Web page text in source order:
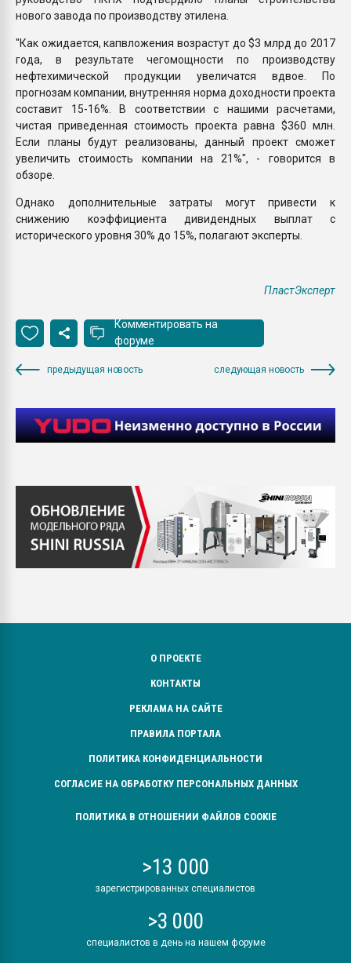
нового завода по производству этилена.
"Как ожидается, капвложения возрастут до $3 млрд до 2017
года, в результате чегомощности по производству
нефтехимической продукции увеличатся вдвое. По
прогнозам компании, внутренняя норма доходности проекта
составит 15-16%. В соответствии с нашими расчетами,
чистая приведенная стоимость проекта равна $360 млн.
Если планы будут реализованы, данный проект сможет
увеличить стоимость компании на 21%", - говорится в
обзоре.
Однако дополнительные затраты могут привести к
снижению коэффициента дивидендных выплат с
исторического уровня 30% до 15%, полагают эксперты.
ПластЭксперт
Комментировать на
форуме
предыдущая новость следующая новость
О ПРОЕКТЕ
КОНТАКТЫ
РЕКЛАМА НА САЙТЕ
ПРАВИЛА ПОРТАЛА
ПОЛИТИКА КОНФИДЕНЦИАЛЬНОСТИ
СОГЛАСИЕ НА ОБРАБОТКУ ПЕРСОНАЛЬНЫХ ДАННЫХ
ПОЛИТИКА В ОТНОШЕНИИ ФАЙЛОВ COOKIE
>13 000
зарегистрированных специалистов
>3 000
специалистов в день на нашем форуме